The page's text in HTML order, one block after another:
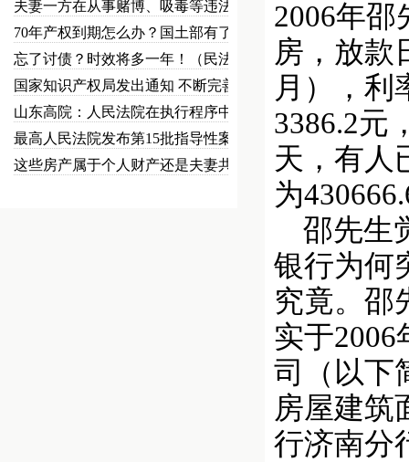
夫妻一方在从事赌博、吸毒等违法犯…
70年产权到期怎么办？国土部有了…
忘了讨债？时效将多一年！（民法草…
国家知识产权局发出通知 不断完善…
山东高院：人民法院在执行程序中可…
最高人民法院发布第15批指导性案…
这些房产属于个人财产还是夫妻共同…
2006年
房，放款
月），利
3386.2元
天，有人
为
邵先生
银行为何
究竟。邵
实于
司（以下
房屋建筑
行济南分